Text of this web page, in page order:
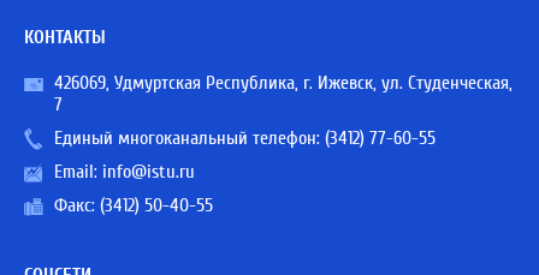
КОНТАКТЫ
426069, Удмуртская Республика, г. Ижевск, ул. Студенческая,
7
Единый многоканальный телефон: (3412) 77-60-55
Email: info@istu.ru
Факс: (3412) 50-40-55